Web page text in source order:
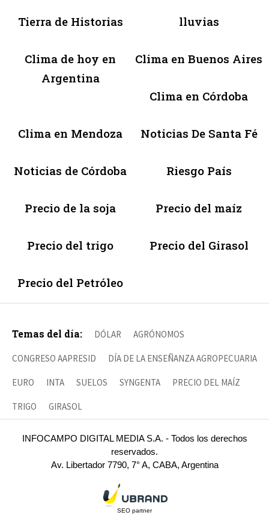
Tierra de Historias lluvias
Clima de hoy en
Argentina
Clima en Buenos Aires
Clima en Córdoba
Clima en Mendoza Noticias De Santa Fé
Noticias de Córdoba Riesgo País
Precio de la soja Precio del maíz
Precio del trigo Precio del Girasol
Precio del Petróleo
Temas del día: DÓLAR AGRÓNOMOS
CONGRESO AAPRESID DÍA DE LA ENSEÑANZA AGROPECUARIA
EURO INTA SUELOS SYNGENTA PRECIO DEL MAÍZ
TRIGO GIRASOL
INFOCAMPO DIGITAL MEDIA S.A. - Todos los derechos
reservados.
Av. Libertador 7790, 7° A, CABA, Argentina
SEO partner